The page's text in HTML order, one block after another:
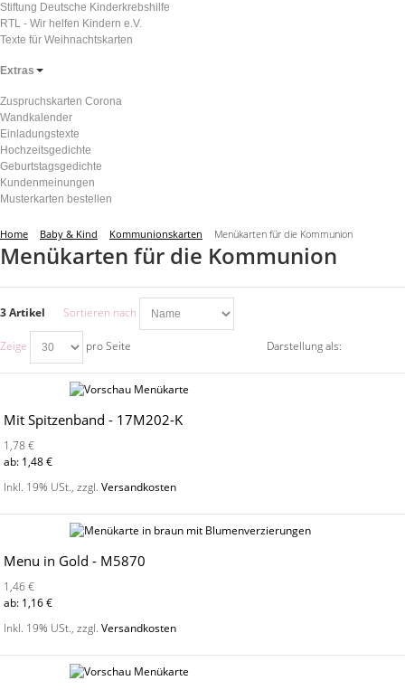
Stiftung Deutsche Kinderkrebshilfe
RTL - Wir helfen Kindern e.V.
Texte für Weihnachtskarten
Extras
Zuspruchskarten Corona
Wandkalender
Einladungstexte
Hochzeitsgedichte
Geburtstagsgedichte
Kundenmeinungen
Musterkarten bestellen
Home Baby & Kind Kommunionskarten Menükarten für die Kommunion
Menükarten für die Kommunion
3 Artikel Sortieren nach
Zeige pro Seite Darstellung als:
Mit Spitzenband - 17M202-K
1,78 €
ab: 1,48 €
Inkl. 19% USt.,zzgl.Versandkosten
Menu in Gold - M5870
1,46 €
ab: 1,16 €
Inkl. 19% USt.,zzgl.Versandkosten